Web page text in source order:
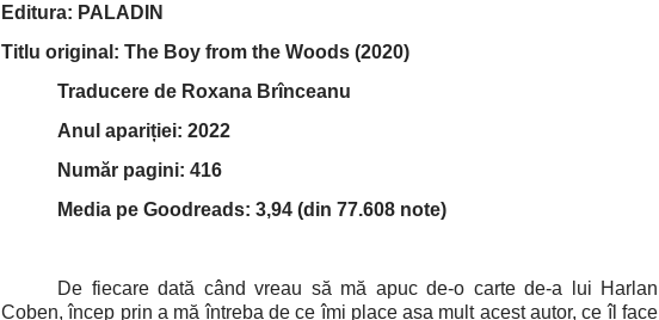
Editura: PALADIN
Titlu original: The Boy from the Woods (2020)
Traducere de Roxana Brînceanu
Anul apariției: 2022
Număr pagini: 416
Media pe Goodreads: 3,94 (din 77.608 note)
De fiecare dată când vreau să mă apuc de-o carte de-a lui Harlan
Coben, încep prin a mă întreba de ce îmi place așa mult acest autor, ce îl face